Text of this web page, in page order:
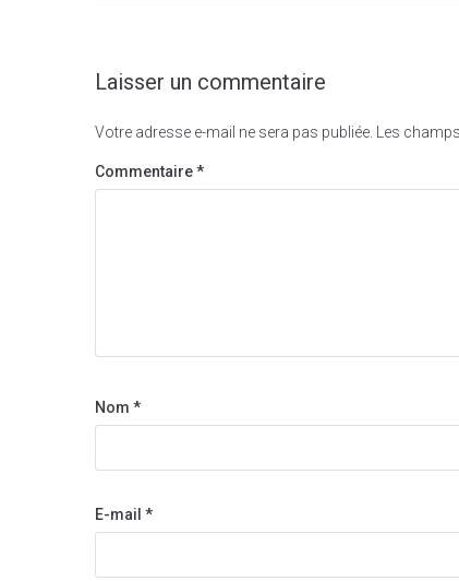
Laisser un commentaire
Votre adresse e-mail ne sera pas publiée. Les
Commentaire*
Nom *
E-mail *